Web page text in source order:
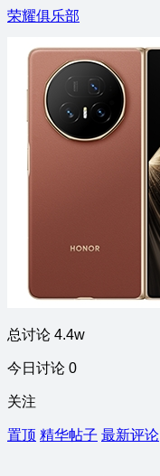
荣耀俱乐部
总讨论 4.4w
今日讨论 0
关注
置顶 精华帖子 最新评论